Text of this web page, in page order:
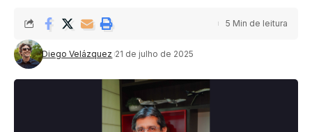
Diego Velázquez 21 de julho de 2025
5 Min de leitura